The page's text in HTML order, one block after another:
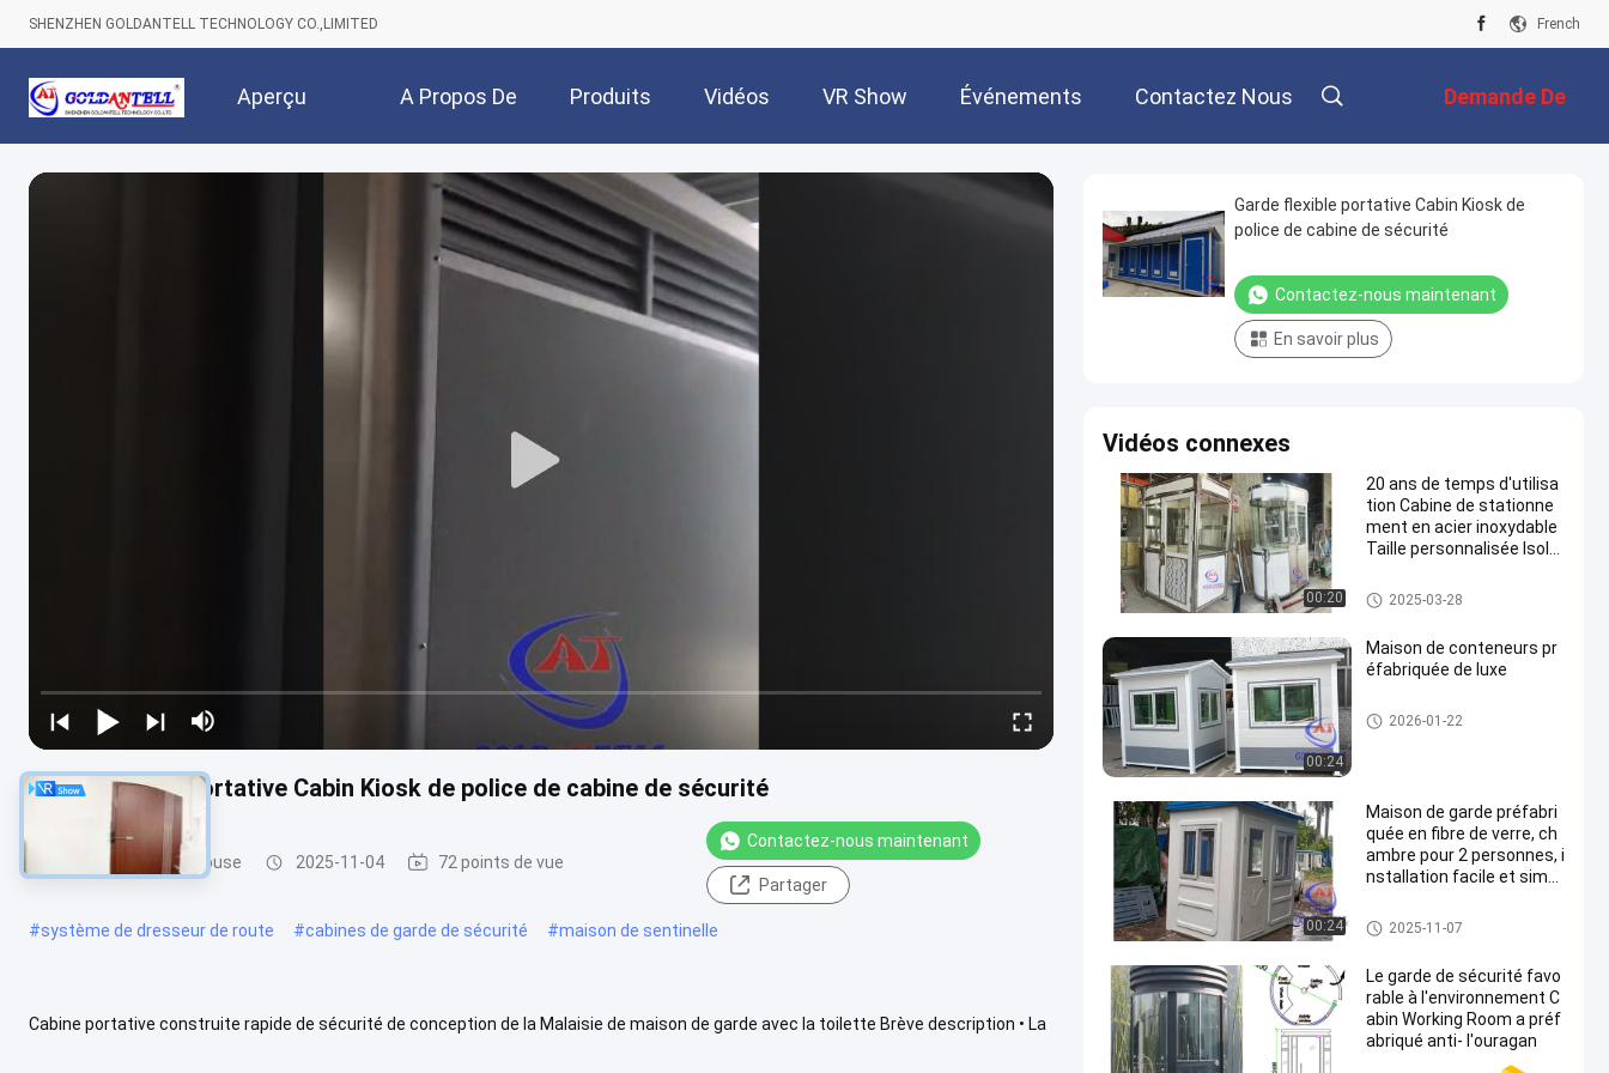
SHENZHEN GOLDANTELL TECHNOLOGY CO.,LIMITED French
Aperçu A Propos De
Nous
Produits Vidéos VR Show Événements Contactez Nous Demande De
Soumission
Garde flexible portative Cabin Kiosk de police de cabine de sécurité
Garde de sécurité House 2025-11-04 72 points de vue
Contactez-nous maintenant
Partager
#système de dresseur de route #cabines de garde de sécurité #maison de sentinelle
Cabine portative construite rapide de sécurité de conception de la Malaisie de maison de garde avec la toilette Brève description • La
Garde flexible portative Cabin Kiosk de
police de cabine de sécurité
Contactez-nous maintenant
En savoir plus
Vidéos connexes
00:20
20 ans de temps d'utilisa
tion Cabine de stationne
ment en acier inoxydable
Taille personnalisée Isola
Garde de sécurité House
2025-03-28
00:24
Maison de conteneurs pr
éfabriquée de luxe
Garde de sécurité House
2026-01-22
00:24
Maison de garde préfabri
quée en fibre de verre, ch
ambre pour 2 personnes, i
nstallation facile et simpl
Garde de sécurité House
2025-11-07
Le garde de sécurité favo
rable à l'environnement C
abin Working Room a préf
abriqué anti- l'ouragan